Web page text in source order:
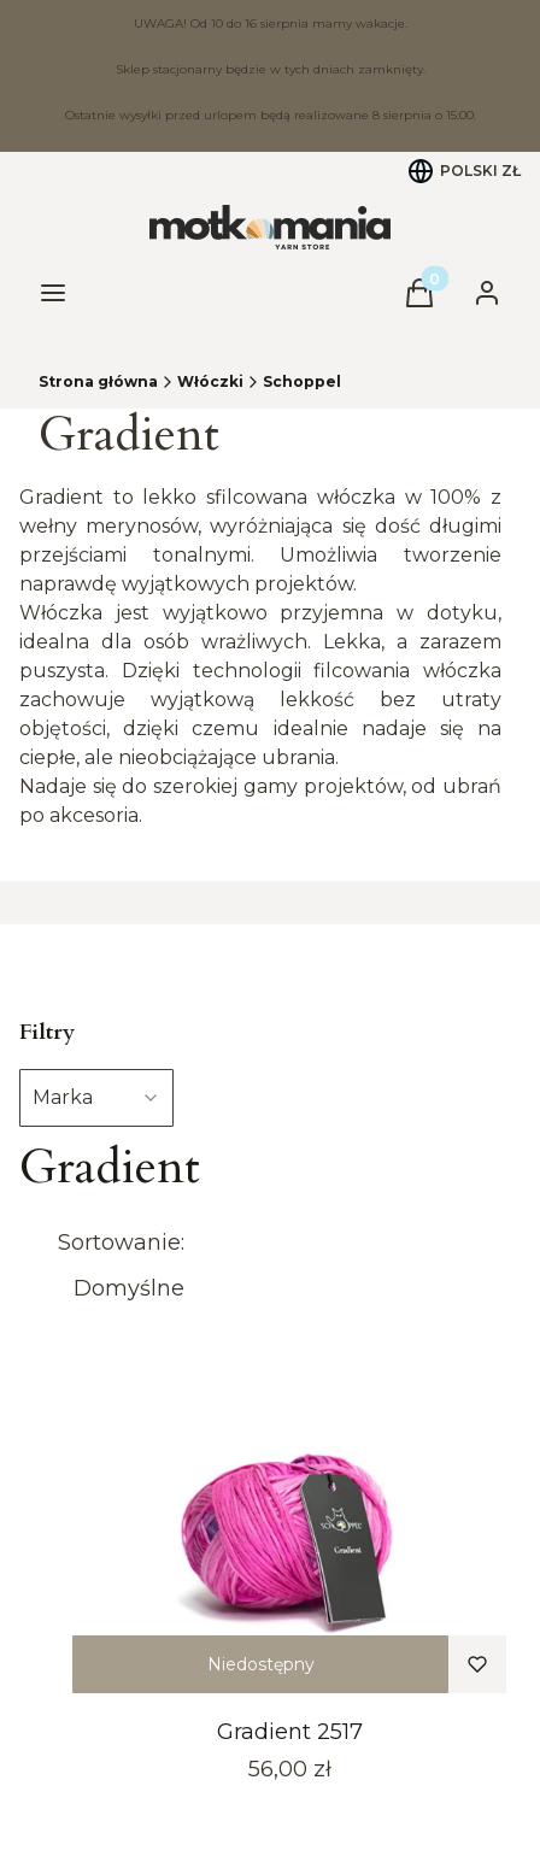
UWAGA! Od 10 do 16 sierpnia mamy wakacje.
Sklep stacjonarny będzie w tych dniach zamknięty.
Ostatnie wysyłki przed urlopem będą realizowane 8 sierpnia o 15:00.
POLSKI ZŁ
Menu Produkty w
Koszyk
Strona główna Włóczki Schoppel
Gradient
Gradient to lekko sfilcowana włóczka w 100% z
wełny merynosów, wyróżniająca się dość długimi
przejściami tonalnymi. Umożliwia tworzenie
naprawdę wyjątkowych projektów.
Włóczka jest wyjątkowo przyjemna w dotyku,
idealna dla osób wrażliwych. Lekka, a zarazem
puszysta. Dzięki technologii filcowania włóczka
zachowuje wyjątkową lekkość bez utraty
objętości, dzięki czemu idealnie nadaje się na
ciepłe, ale nieobciążające ubrania.
Nadaje się do szerokiej gamy projektów, od ubrań
po akcesoria.
Filtry
Marka
Koniec filtrów
Gradient
Lista produktów
Sortowanie:
Domyślne
Niedostępny
Gradient 2517
Cena
56,00 zł